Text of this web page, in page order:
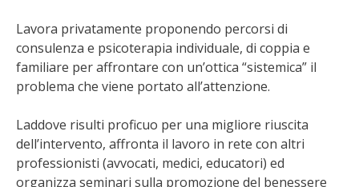
Lavora privatamente proponendo percorsi di
consulenza e psicoterapia individuale, di coppia e
familiare per affrontare con un’ottica “sistemica” il
problema che viene portato all’attenzione.
Laddove risulti proficuo per una migliore riuscita
dell’intervento, affronta il lavoro in rete con altri
professionisti (avvocati, medici, educatori) ed
organizza seminari sulla promozione del benessere